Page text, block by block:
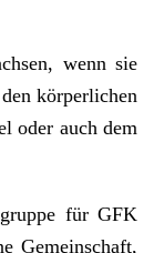
wenn sie
körperlichen
oder auch dem
für GFK
Gemeinschaft,